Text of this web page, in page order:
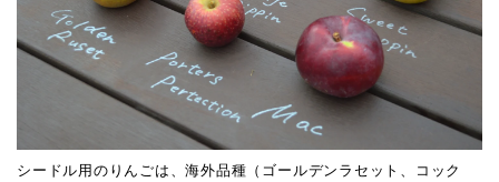
シードル用のりんごは、海外品種（ゴールデンラセット、コック